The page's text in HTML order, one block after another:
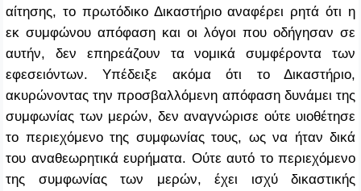
αίτησης, το πρωτόδικο Δικαστήριο αναφέρει ρητά ότι η
εκ συμφώνου απόφαση και οι λόγοι που οδήγησαν σε
αυτήν, δεν επηρεάζουν τα νομικά συμφέροντα των
εφεσειόντων. Υπέδειξε ακόμα ότι το Δικαστήριο,
ακυρώνοντας την προσβαλλόμενη απόφαση δυνάμει της
συμφωνίας των μερών, δεν αναγνώρισε ούτε υιοθέτησε
το περιεχόμενο της συμφωνίας τους, ως να ήταν δικά
του αναθεωρητικά ευρήματα. Ούτε αυτό το περιεχόμενο
της συμφωνίας των μερών, έχει ισχύ δικαστικής